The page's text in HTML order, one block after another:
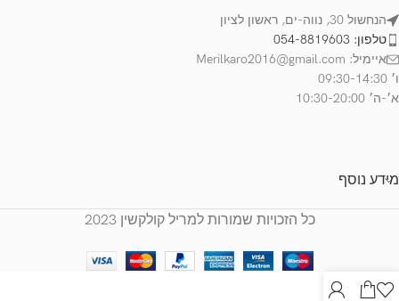
הנחשול 30, נווה-ים, ראשון לציון
טלפון: 054-8819603
איימיל: Merilkaro2016@gmail.com
ו׳ 09:30-14:30
א׳-ה׳ 10:30-20:00
מידע נוסף
כל הזכויות שמורות למריל קולקשין 2023